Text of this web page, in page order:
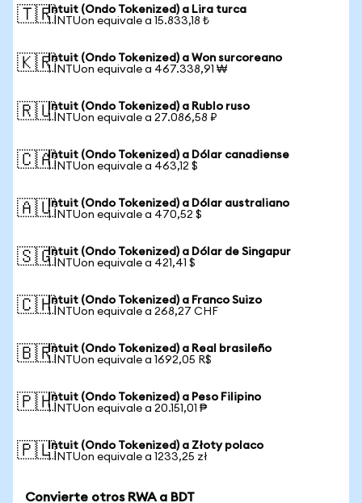
🇹🇷Intuit (Ondo Tokenized) a Lira turca
1 INTUon equivale a 15.833,18 ₺
🇰🇷Intuit (Ondo Tokenized) a Won surcoreano
1 INTUon equivale a 467.338,91 ₩
🇷🇺Intuit (Ondo Tokenized) a Rublo ruso
1 INTUon equivale a 27.086,58 ₽
🇨🇦Intuit (Ondo Tokenized) a Dólar canadiense
1 INTUon equivale a 463,12 $
🇦🇺Intuit (Ondo Tokenized) a Dólar australiano
1 INTUon equivale a 470,52 $
🇸🇬Intuit (Ondo Tokenized) a Dólar de Singapur
1 INTUon equivale a 421,41 $
🇨🇭Intuit (Ondo Tokenized) a Franco Suizo
1 INTUon equivale a 268,27 CHF
🇧🇷Intuit (Ondo Tokenized) a Real brasileño
1 INTUon equivale a 1692,05 R$
🇵🇭Intuit (Ondo Tokenized) a Peso Filipino
1 INTUon equivale a 20.151,01 ₱
🇵🇱Intuit (Ondo Tokenized) a Złoty polaco
1 INTUon equivale a 1233,25 zł
Convierte otros RWA a BDT